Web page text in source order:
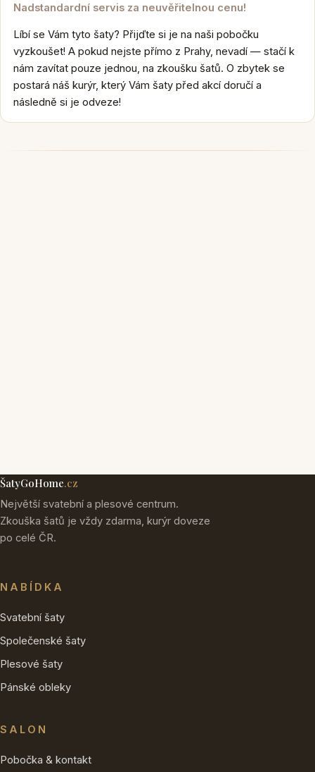
Nadstandardní servis za neuvěřitelnou cenu!
Líbí se Vám tyto šaty? Přijďte si je na naši pobočku
vyzkoušet! A pokud nejste přímo z Prahy, nevadí — stačí k
nám zavítat pouze jednou, na zkoušku šatů. O zbytek se
postará náš kurýr, který Vám šaty před akcí doručí a
následně si je odveze!
ŠatyGoHome.cz
Největší svatební a plesové centrum.
Zkouška šatů je vždy zdarma, kurýr doveze
po celé ČR.
NABÍDKA
Svatební šaty
Společenské šaty
Plesové šaty
Pánské obleky
SALON
Pobočka & kontakt